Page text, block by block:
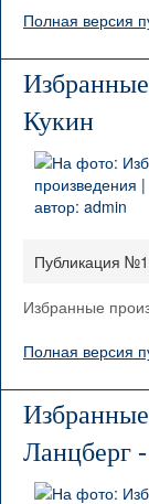
Полная версия
Кукин
Публикация
Избранные
Полная версия
Ланцберг